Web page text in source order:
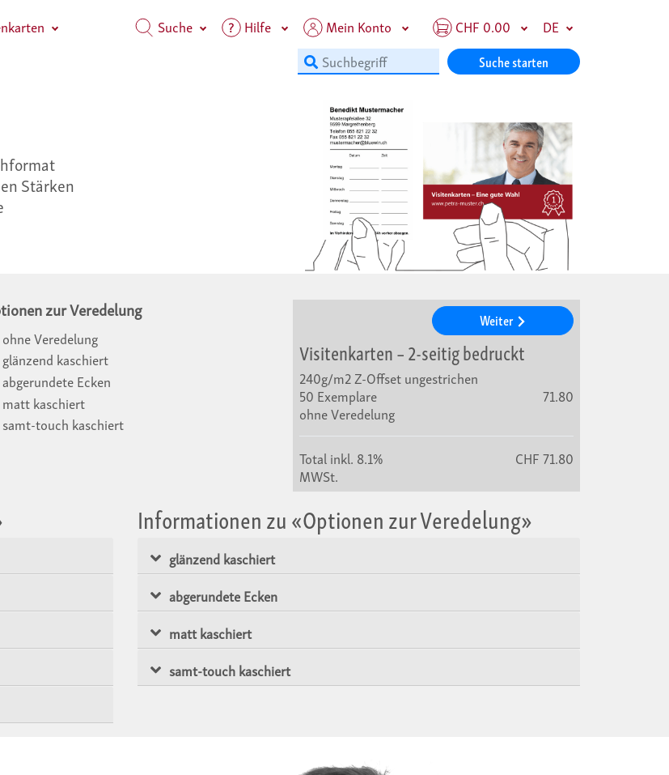
Suche Hilfe Mein Konto CHF 0.00
DE
Suche starten
Stärken
zur Veredelung
ohne Veredelung
glänzend kaschiert
abgerundete Ecken
matt kaschiert
samt-touch kaschiert
Weiter
Visitenkarten – 2-seitig bedruckt
240g/m2 Z-Offset ungestrichen
50 Exemplare
71.80
ohne Veredelung
Totalinkl. 8.1%
MWSt.
CHF 71.80
Informationen zu «Optionen zur Veredelung»
glänzend kaschiert
abgerundete Ecken
matt kaschiert
samt-touch kaschiert